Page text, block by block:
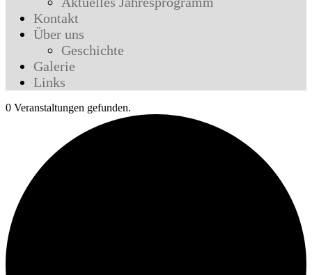
Kontakt
Über uns
Geschichte
Galerie
Links
0 Veranstaltungen gefunden.